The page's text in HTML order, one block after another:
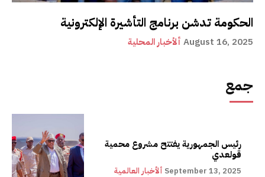
الحكومة تدشن برنامج التأشيرة الإلكترونية
ألأخبار المحلية August 16, 2025
جمع
رئيس الجمهورية يفتتح مشروع محمية
قولعدي
ألأخبار العالمية September 13, 2025